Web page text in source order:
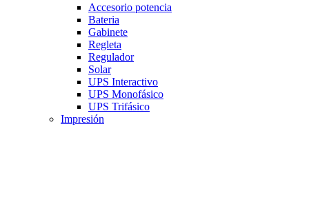
Accesorio potencia
Bateria
Gabinete
Regleta
Regulador
Solar
UPS Interactivo
UPS Monofásico
UPS Trifásico
Impresión